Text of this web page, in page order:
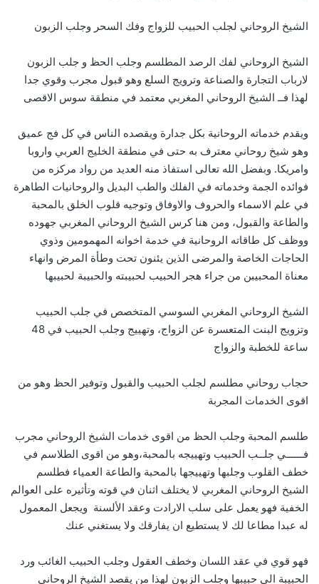
الشيخ الروحاني لجلب الحبيب للزواج وفك السحر وجلب الزبون
الشيخ الروحاني لفك الرصد المطلسم وجلب الحظ و جلب الزبون
لارباب التجارة والصناعة وترويج السلع وهو قبول مجرب وقوي جدا
لهذا فــ الشيخ الروحاني المغربي معتمد في منطقة سوس الاقصى
ويقدم خدماته الروحانية بكل جدارة ويقصده الناس في كل فج عميق
وهو شيخ روحاني معترف به حتى في منطقة الخليج العربي واروبا
وامريكا. وبفضل الله تعالى استفاذ منه العديد من رواد مركزه من
فوائده الجمة وخدماته في الفلك والطب البديل والروحانيات الطاهرة
في علم الاسماء والحروف والاوفاق وتوجيه قلوب الخلق بالمحبة
والطاعة والقبول، ومن هنا كرس الشيخ الروحاني المغربي جهوده
ووظف كل طاقاته الروحانية في خدمة اخوانه المهمومين وذوي
الحاجات الخاصة والمرضى الذين يئنون تحت وطأة المرض وانهاء
معناة المحبيبن من جراء هجر الحبيب لحبيبته والحبيبة لحبيبها
الشيخ الروحاني المغربي السوسي المتخصص في جلب الحبيب
وتزويج البنت المتعسرة عن الزواج، وتهييج وجلب الحبيب في 48
ساعة للخطبة والزواج
حجاب روحاني مطلسم لجلب الحبيب والقبول وتوفير الحظ وهو من
اقوى الخدمات المجربة
طلسم المحبة وجلب الحظ من اقوى خدمات الشيخ الروحاني مجرب
فــــــي جلــب الحبيب وتهييجه بالمحبة،وهو من اقوى الطلاسم في
خطف القلوب وجلبها وتهييجها بالمحبة والطاعة العمياء فطلسم
الشيخ الروحاني المغربي لا يختلف اثنان في قوته وتأثيره على العوالم
الخفية فهو يعمل على سلب الارادت وعقد الألسنة ويجعل المعمول
له عبدا مطاعا لك لا يستطيع ان يفارقك ولا يستغني عنك
فهو قوي في عقد اللسان وخطف العقول وجلب الحبيب الغائب ورد
الحبيبة الى حبيبها وجلب الزبون لهذا من يقصد الشيخ الروحاني